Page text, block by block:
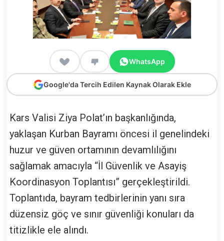
WhatsApp
Google'da Tercih Edilen Kaynak Olarak Ekle
Kars Valisi Ziya Polat’ın başkanlığında,
yaklaşan Kurban Bayramı öncesi il genelindeki
huzur ve güven ortamının devamlılığını
sağlamak amacıyla “İl Güvenlik ve Asayiş
Koordinasyon Toplantısı” gerçekleştirildi.
Toplantıda, bayram tedbirlerinin yanı sıra
düzensiz göç ve sınır güvenliği konuları da
titizlikle ele alındı.